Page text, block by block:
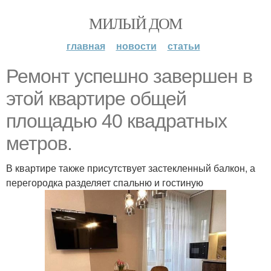
МИЛЫЙ ДОМ
главная новости статьи
Ремонт успешно завершен в
этой квартире общей
площадью 40 квадратных
метров.
В квартире также присутствует застекленный балкон, а
перегородка разделяет спальню и гостиную